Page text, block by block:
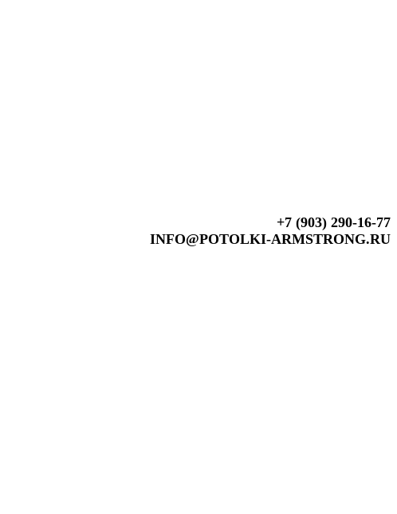
+7 (903) 290-16-77
INFO@POTOLKI-ARMSTRONG.RU